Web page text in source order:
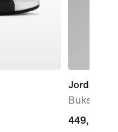
Jordan
Bukser
449,90 kr.
449,90 kr.